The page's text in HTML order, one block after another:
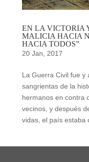
EN LA VICTORIA
MALICIA HACIA
HACIA TODOS”
20 Jan, 2017
La Guerra Civil fue y
sangrientas de la
hermanos en contra
vecinos, y después
vidas, el país estaba